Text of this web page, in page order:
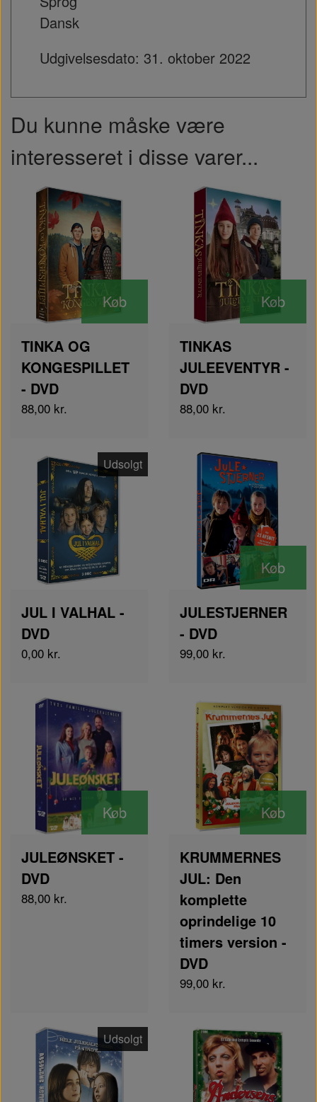
Dansk
Udgivelsesdato: 31. oktober 2022
Du kunne måske være
interesseret i disse varer...
Køb
TINKA OG
KONGESPILLET
- DVD
88,00 kr.
Køb
TINKAS
JULEEVENTYR -
DVD
88,00 kr.
Udsolgt
JUL I VALHAL -
DVD
0,00 kr.
Køb
JULESTJERNER
- DVD
99,00 kr.
Køb
JULEØNSKET -
DVD
88,00 kr.
Køb
KRUMMERNES
JUL: Den
komplette
oprindelige 10
timers version -
DVD
99,00 kr.
Udsolgt